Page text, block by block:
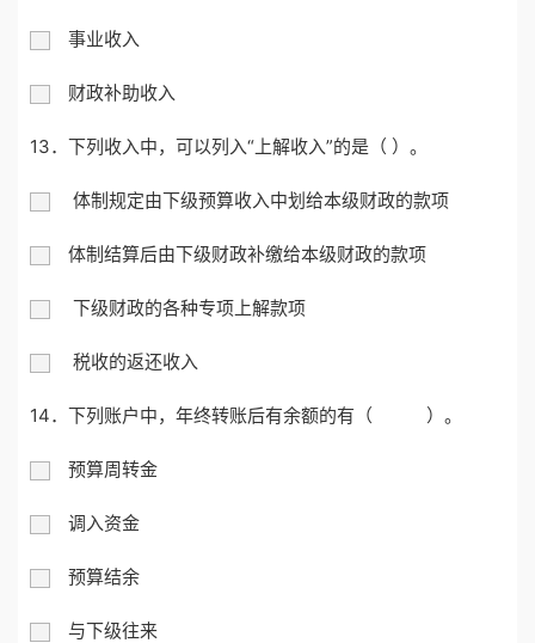
事业收入
财政补助收入
13．下列收入中，可以列入“上解收入”的是（ ）。
体制规定由下级预算收入中划给本级财政的款项
体制结算后由下级财政补缴给本级财政的款项
下级财政的各种专项上解款项
税收的返还收入
14．下列账户中，年终转账后有余额的有（ ）。
预算周转金
调入资金
预算结余
与下级往来